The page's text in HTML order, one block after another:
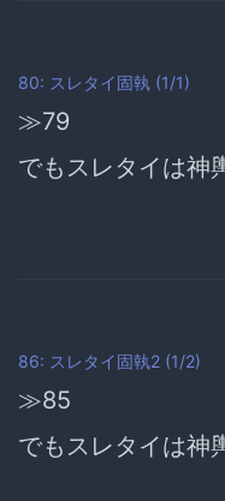
80: スレタイ固執 (1/1)
≫79
でもスレタイは神
86: スレタイ固執2 (1/2)
≫85
でもスレタイは神